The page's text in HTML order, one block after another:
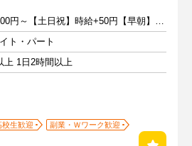
時給1200円～【土日祝】時給+50円【早朝】時給+150円
ト・パート
上 1日2時間以上
校生歓迎
副業・Ｗワーク歓迎